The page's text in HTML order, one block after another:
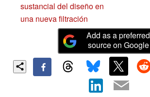
sustancial del diseño en
una nueva filtración
Add as a preferred
source on Google